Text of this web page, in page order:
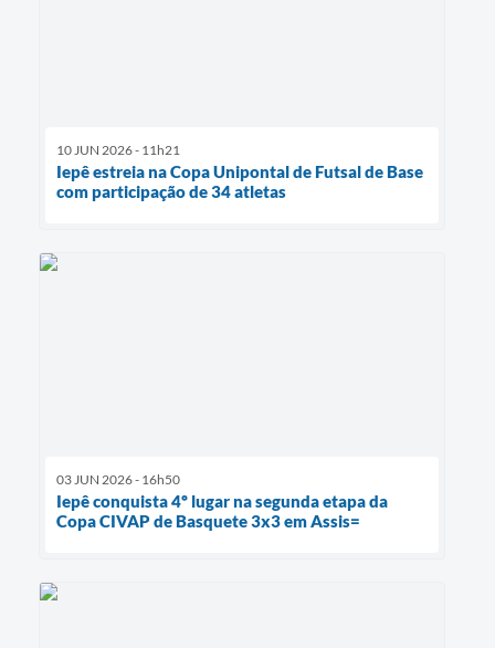
10 JUN 2026 - 11h21
Iepê estreia na Copa Unipontal de Futsal de Base
com participação de 34 atletas
03 JUN 2026 - 16h50
Iepê conquista 4º lugar na segunda etapa da
Copa CIVAP de Basquete 3x3 em Assis=